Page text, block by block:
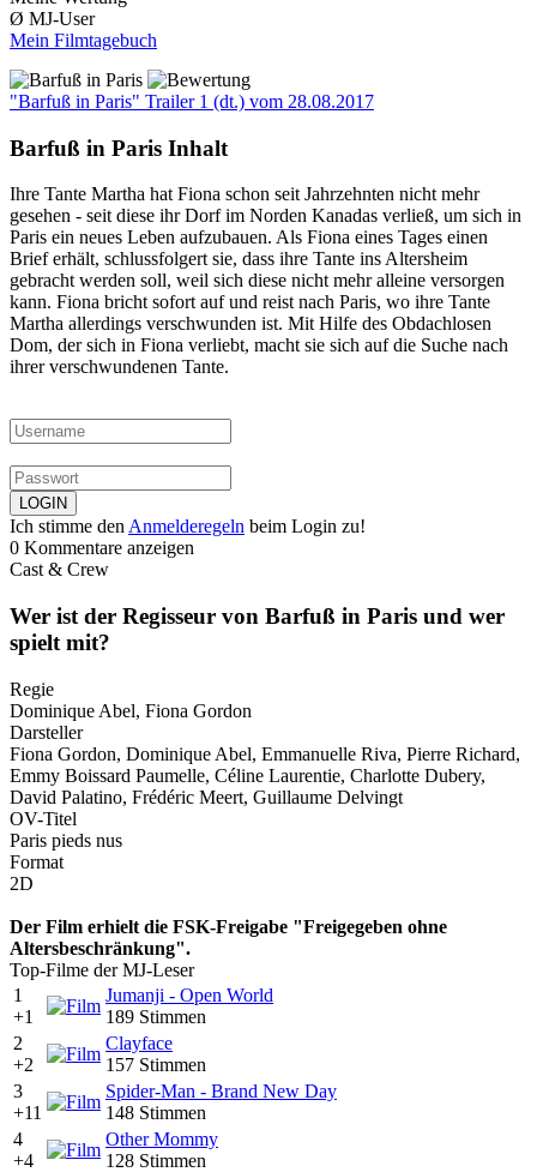
Ø MJ-User
Mein Filmtagebuch
"Barfuß in Paris" Trailer 1 (dt.) vom 28.08.2017
Barfuß in Paris Inhalt
Ihre Tante Martha hat Fiona schon seit Jahrzehnten nicht mehr
gesehen - seit diese ihr Dorf im Norden Kanadas verließ, um sich in
Paris ein neues Leben aufzubauen. Als Fiona eines Tages einen
Brief erhält, schlussfolgert sie, dass ihre Tante ins Altersheim
gebracht werden soll, weil sich diese nicht mehr alleine versorgen
kann. Fiona bricht sofort auf und reist nach Paris, wo ihre Tante
Martha allerdings verschwunden ist. Mit Hilfe des Obdachlosen
Dom, der sich in Fiona verliebt, macht sie sich auf die Suche nach
ihrer verschwundenen Tante.
Ich stimme den Anmelderegeln beim Login zu!
0 Kommentare anzeigen
Cast & Crew
Wer ist der Regisseur von Barfuß in Paris und wer
spielt mit?
Regie
Dominique Abel, Fiona Gordon
Darsteller
Fiona Gordon, Dominique Abel, Emmanuelle Riva, Pierre Richard,
Emmy Boissard Paumelle, Céline Laurentie, Charlotte Dubery,
David Palatino, Frédéric Meert, Guillaume Delvingt
OV-Titel
Paris pieds nus
Format
2D
Der Film erhielt die FSK-Freigabe "Freigegeben ohne
Altersbeschränkung".
Top-Filme der MJ-Leser
1
+1
Jumanji - Open World
189 Stimmen
2
+2
Clayface
157 Stimmen
3
+11
Spider-Man - Brand New Day
148 Stimmen
4
+4
Other Mommy
128 Stimmen